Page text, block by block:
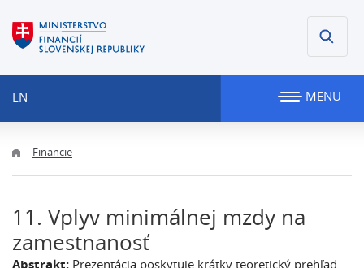
EN MENU
Financie
11. Vplyv minimálnej mzdy na
zamestnanosť
Abstrakt: Prezentácia poskytuje krátky teoretický prehľad